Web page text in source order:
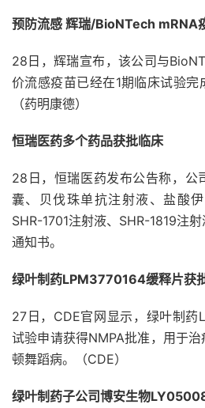
预防流感 辉瑞/BioNTech mRNA
28日，辉瑞宣布，该公司与
价流感疫苗已经在1期临床试验完
（药明康德）
恒瑞医药多个药品获批临床
28日，恒瑞医药发布公告称，公
囊、贝伐珠单抗注射液、盐酸
SHR-1701注射液、SHR-1819注
通知书。
绿叶制药LPM3770164缓释片获
27日，CDE官网显示，绿叶制药
试验申请获得NMPA批准，用于
顿舞蹈病。（CDE）
绿叶制药子公司博安生物